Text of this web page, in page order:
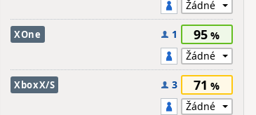
XOne 1 95
XboxX/S 3 71